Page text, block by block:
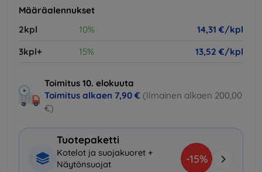
Määräalennukset
2kpl
10%
14,31 €/kpl
3kpl+
15% 13,52 €/kpl
Toimitus 10. elokuuta
Toimitus alkaen 7,90 € (Ilmainen alkaen 200,00
€)
Tuotepaketti
Kotelot ja suojakuoret +
Näytönsuojat
-15%